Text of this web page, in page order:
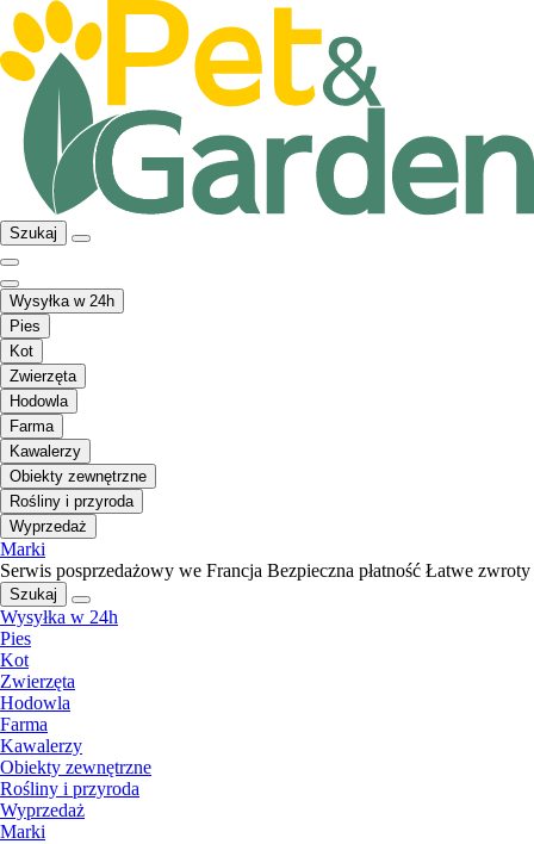
Szukaj
Wysyłka w 24h
Pies
Kot
Zwierzęta
Hodowla
Farma
Kawalerzy
Obiekty zewnętrzne
Rośliny i przyroda
Wyprzedaż
Marki
Serwis posprzedażowy we Francja Bezpieczna płatność Łatwe zwroty
Szukaj
Wysyłka w 24h
Pies
Kot
Zwierzęta
Hodowla
Farma
Kawalerzy
Obiekty zewnętrzne
Rośliny i przyroda
Wyprzedaż
Marki